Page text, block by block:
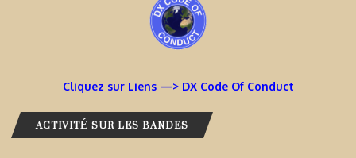
Cliquez sur Liens —> DX Code Of Conduct
ACTIVITÉ SUR LES BANDES